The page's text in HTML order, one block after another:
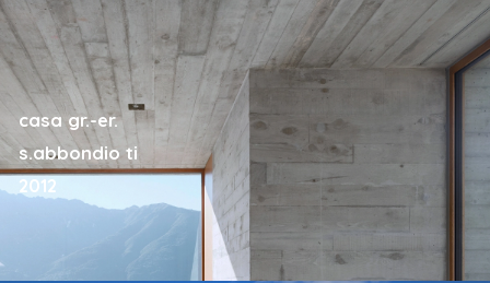
casa gr.-er.
s.abbondio ti
2012